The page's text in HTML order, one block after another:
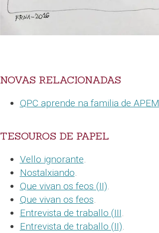
NOVAS RELACIONADAS
QPC aprende na familia de APEM
TESOUROS DE PAPEL
Vello ignorante.
Nostalxiando.
Que vivan os feos (II).
Que vivan os feos.
Entrevista de traballo (III.
Entrevista de traballo (II).